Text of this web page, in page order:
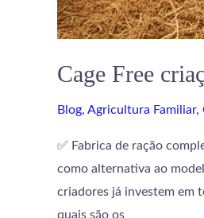
Cage Free
Blog, Agricultura Familiar,
✅ Fabrica de ração
como alternativa ao
criadores já investem em
quais são os